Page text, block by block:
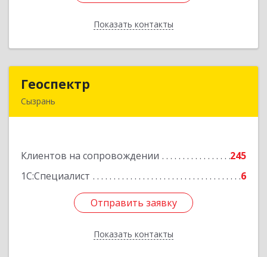
Показать контакты
Назад
Геоспектр
Сызрань
Клиентов на сопровождении
245
1С:Специалист
6
Отправить заявку
Показать контакты
Подробнее
Отправить заявку
Назад